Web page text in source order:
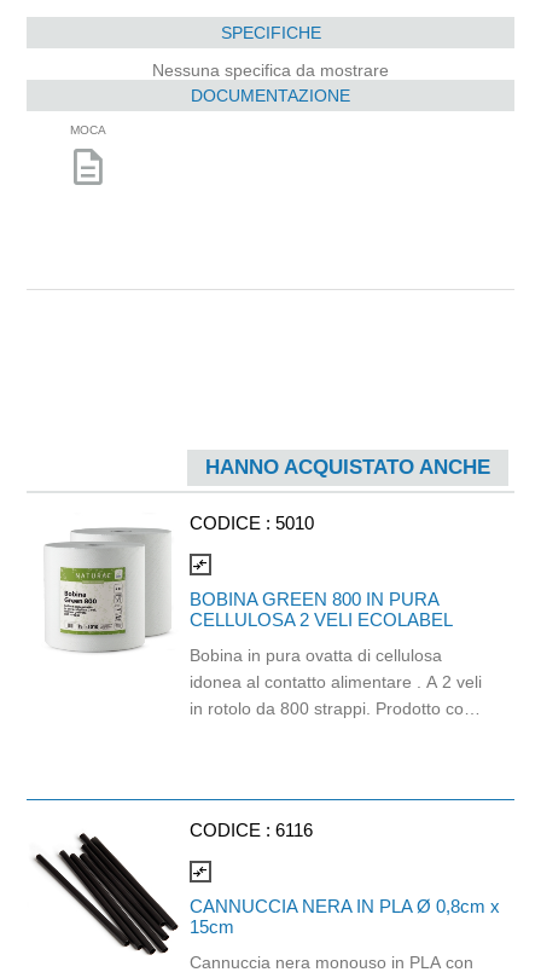
SPECIFICHE
Nessuna specifica da mostrare
DOCUMENTAZIONE
MOCA
description
HANNO ACQUISTATO ANCHE
CODICE : 5010
compare_arrows
BOBINA GREEN 800 IN PURA
CELLULOSA 2 VELI ECOLABEL
Bobina in pura ovatta di cellulosa
idonea al contatto alimentare . A 2 veli
in rotolo da 800 strappi. Prodotto con
CODICE : 6116
compare_arrows
CANNUCCIA NERA IN PLA Ø 0,8cm x
15cm
Cannuccia nera monouso in PLA con